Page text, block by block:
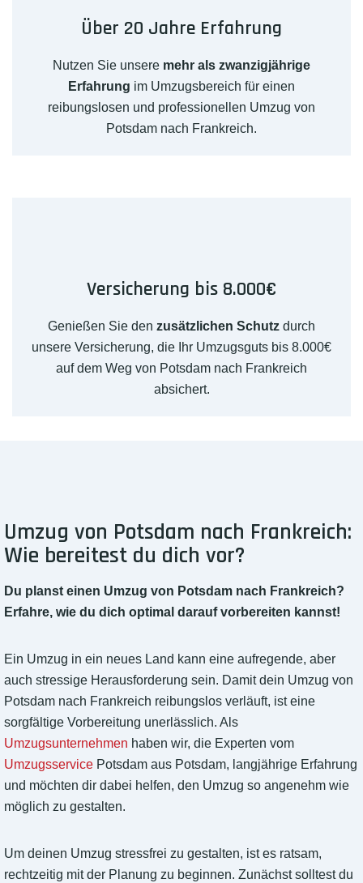
Über 20 Jahre Erfahrung
Nutzen Sie unsere mehr als zwanzigjährige
Erfahrung im Umzugsbereich für einen
reibungslosen und professionellen Umzug von
Potsdam nach Frankreich.
Versicherung bis 8.000€
Genießen Sie den zusätzlichen Schutz durch
unsere Versicherung, die Ihr Umzugsguts bis 8.000€
auf dem Weg von Potsdam nach Frankreich
absichert.
Umzug von Potsdam nach Frankreich:
Wie bereitest du dich vor?
Du planst einen Umzug von Potsdam nach Frankreich?
Erfahre, wie du dich optimal darauf vorbereiten kannst!
Ein Umzug in ein neues Land kann eine aufregende, aber
auch stressige Herausforderung sein. Damit dein Umzug von
Potsdam nach Frankreich reibungslos verläuft, ist eine
sorgfältige Vorbereitung unerlässlich. Als
Umzugsunternehmen haben wir, die Experten vom
Umzugsservice Potsdam aus Potsdam, langjährige Erfahrung
und möchten dir dabei helfen, den Umzug so angenehm wie
möglich zu gestalten.
Um deinen Umzug stressfrei zu gestalten, ist es ratsam,
rechtzeitig mit der Planung zu beginnen. Zunächst solltest du